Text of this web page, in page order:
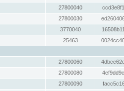
27800040
27800030
3770040
25463
27800060
27800080
27800090